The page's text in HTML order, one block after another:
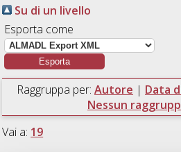
Su di un livello
Esporta come
Raggruppa per: Autore | Data
Nessun
Vai a: 19